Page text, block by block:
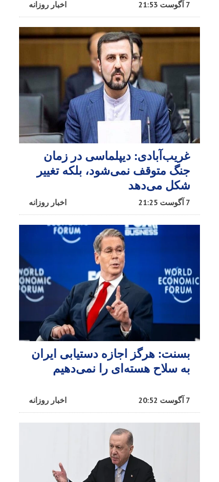
اخبار روزانه 7 آگوست 21:53
غریب‌آبادی: دیپلماسی در زمان
جنگ متوقف نمی‌شود، بلکه تغییر
شکل می‌دهد
اخبار روزانه 7 آگوست 21:25
بسنت: هرگز اجازه دستیابی ایران
به سلاح هسته‌ای را نمی‌دهیم
اخبار روزانه 7 آگوست 20:52